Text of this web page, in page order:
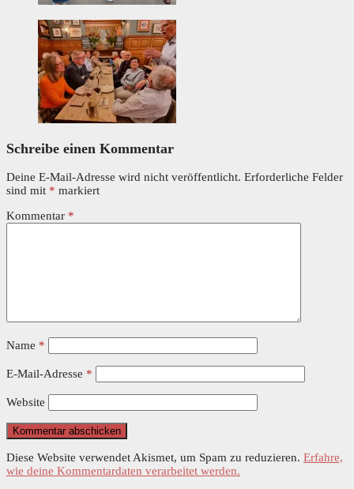
Schreibe einen Kommentar
Deine E-Mail-Adresse wird nicht veröffentlicht. Erforderliche Felder
sind mit * markiert
Kommentar *
Name *
E-Mail-Adresse *
Website
Diese Website verwendet Akismet, um Spam zu reduzieren. Erfahre,
wie deine Kommentardaten verarbeitet werden.